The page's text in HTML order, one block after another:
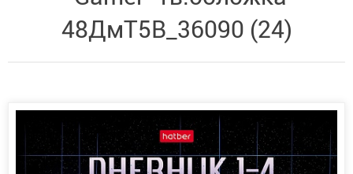
48ДмТ5В_36090 (24)